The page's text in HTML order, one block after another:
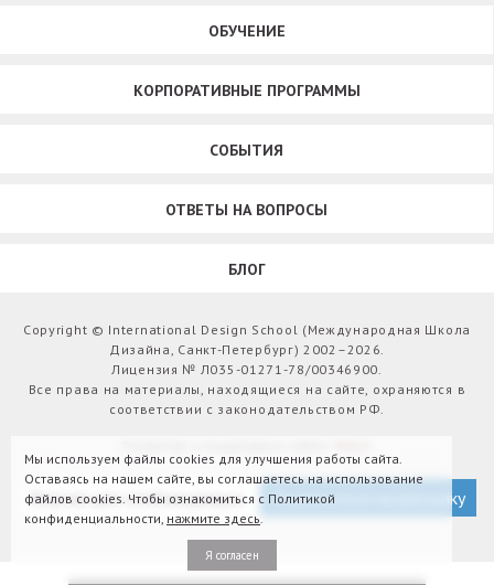
ОБУЧЕНИЕ
КОРПОРАТИВНЫЕ ПРОГРАММЫ
СОБЫТИЯ
ОТВЕТЫ НА ВОПРОСЫ
БЛОГ
Copyright © International Design School (Международная Школа
Дизайна, Санкт-Петербург) 2002–2026.
Лицензия № Л035-01271-78/00346900.
Все права на материалы, находящиеся на сайте, охраняются в
соответствии с законодательством РФ.
Версия для слабовидящих Подписаться на рассылку
Мы используем файлы cookies для улучшения работы сайта.
Оставаясь на нашем сайте, вы соглашаетесь на использование
файлов cookies. Чтобы ознакомиться с Политикой
конфиденциальности, нажмите здесь.
Я согласен